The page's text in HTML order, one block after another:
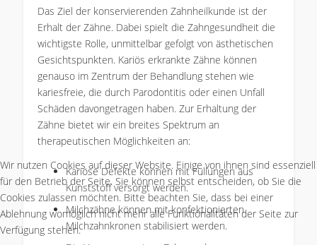
Das Ziel der konservierenden Zahnheilkunde ist der
Erhalt der Zähne. Dabei spielt die Zahngesundheit die
wichtigste Rolle, unmittelbar gefolgt von ästhetischen
Gesichtspunkten. Kariös erkrankte Zähne können
genauso im Zentrum der Behandlung stehen wie
kariesfreie, die durch Parodontitis oder einen Unfall
Schäden davongetragen haben. Zur Erhaltung der
Zähne bietet wir ein breites Spektrum an
therapeutischen Möglichkeiten an:
Kariöse Defekte können mit Füllungen aus
Kunststoff versorgt werden.
Milchzähne können mit konfektionierten
Milchzahnkronen stabilisiert werden.
Wir nutzen Cookies auf dieser Website. Einige von ihnen sind essenziell
für den Betrieb der Seite. Sie können selbst entscheiden, ob Sie die
Cookies zulassen möchten. Bitte beachten Sie, dass bei einer
Ablehnung womöglich nicht mehr alle Funktionalitäten der Seite zur
Verfügung stehen.